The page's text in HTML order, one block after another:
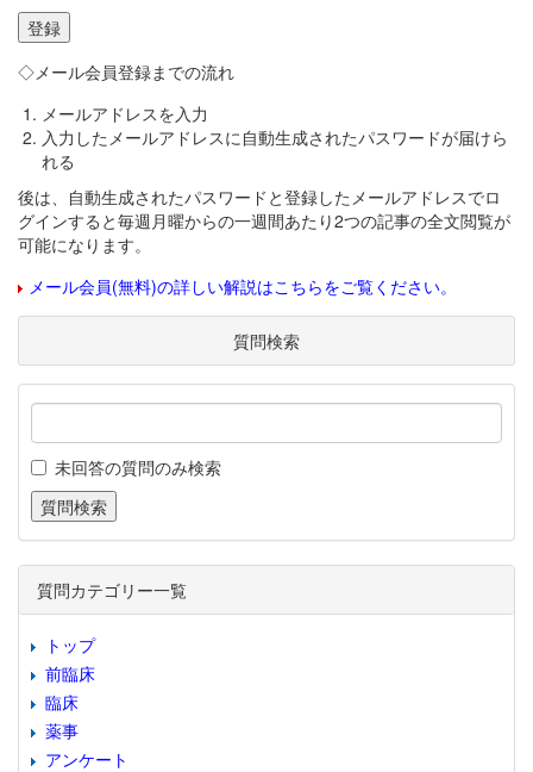
◇メール会員登録までの流れ
メールアドレスを入力
入力したメールアドレスに自動生成されたパスワードが届けら
れる
後は、自動生成されたパスワードと登録したメールアドレスでロ
グインすると毎週月曜からの一週間あたり2つの記事の全文閲覧が
可能になります。
メール会員(無料)の詳しい解説はこちらをご覧ください。
質問検索
未回答の質問のみ検索
質問カテゴリー一覧
トップ
前臨床
臨床
薬事
アンケート